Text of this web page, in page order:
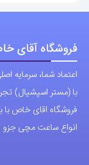
اعتماد شما، سرمایه
با (مستر اسپشیال)
انواع ساعت مچی